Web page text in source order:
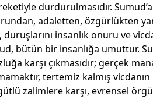
durdurulmasıdır.
adaletten, özgürlükten
insanlık onuru ve
bütün bir insanlığa umuttur.
karşı çıkmasıdır; gerçek
tertemiz kalmış vicdanın
zalimlere karşı, evrensel